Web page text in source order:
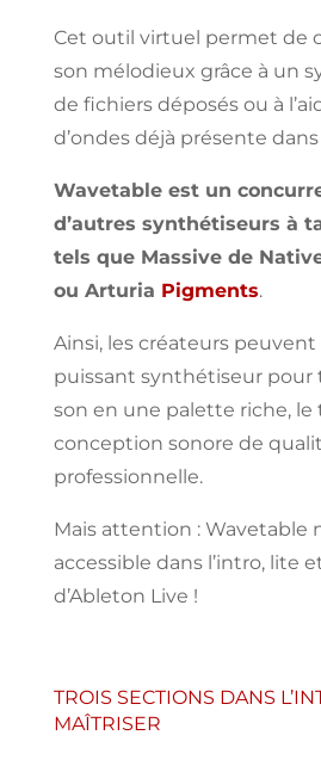
Cet outil virtuel permet de
son mélodieux grâce à un
de fichiers déposés ou à
d’ondes déjà présente
Wavetable est un
d’autres synthétiseurs à
tels que Massive de
ou Arturia Pigments.
Ainsi, les créateurs
puissant synthétiseur pour
son en une palette riche, le
conception sonore de
professionnelle.
Mais attention : Wavetable
accessible dans l’intro, lite
d’Ableton Live !
TROIS SECTIONS DANS
MAÎTRISER